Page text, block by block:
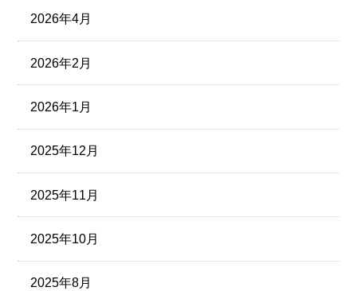
2026年4月
2026年2月
2026年1月
2025年12月
2025年11月
2025年10月
2025年8月